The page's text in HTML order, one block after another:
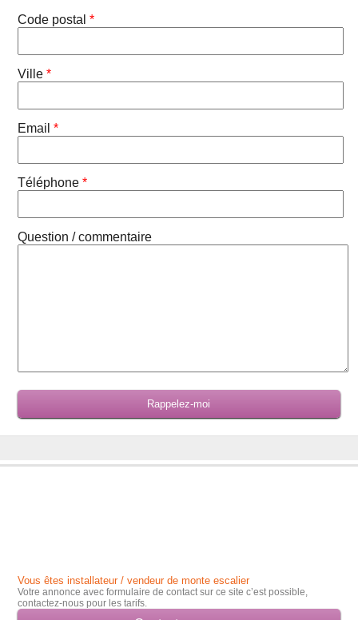
Code postal*
Ville*
Email*
Téléphone*
Question / commentaire
Vous êtes installateur / vendeur de monte escalier
Votre annonce avec formulaire de contact sur ce site c’est possible,
contactez-nous pour les tarifs.